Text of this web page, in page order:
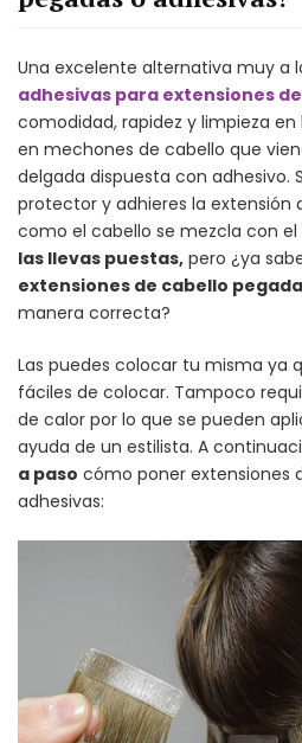
Una excelente alternativa muy a
adhesivas para extensiones
comodidad, rapidez y limpieza
en mechones de cabello que
delgada dispuesta con adhesivo.
protector y adhieres la extensión
como el cabello se mezcla con el
las llevas puestas, pero ¿ya
extensiones de cabello
manera correcta?
Las puedes colocar tu misma ya
fáciles de colocar. Tampoco
de calor por lo que se pueden
ayuda de un estilista. A
a paso cómo poner extensiones
adhesivas: